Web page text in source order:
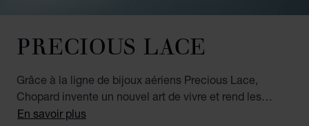
PRECIOUS LACE
Grâce à la ligne de bijoux aériens Precious Lace,
Chopard invente un nouvel art de vivre et rend les
précieux diamants portables tous les jours et en toutes
En savoir plus